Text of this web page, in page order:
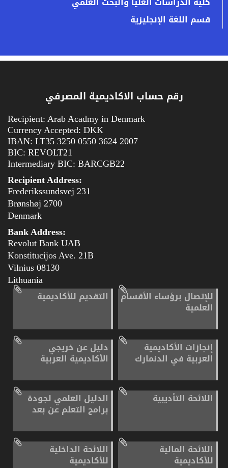
قسم اللغة الإنجليزية
رقم حساب الاكاديمية المصرفي
Recipient: Arab Acadmy in Denmark
Currency Accepted: DKK
IBAN: LT35 3250 0550 3624 2007
BIC: REVOLT21
Intermediary BIC: BARCGB22
Recipient Address:
Frederikssundsvej 231
2700 Brønshøj
Denmark
Bank Address:
Revolut Bank UAB
Konstitucijos Ave. 21B
08130 Vilnius
Lithuania
للإتصال برؤساء الأقسام
العلمية
التقديم للأكاديمية
إنجازات الأكاديمية
العربية في الدنمارك
دليل عن خريجي
الأكاديمية العربية
اللائحة التأديبية الدليل العلمي لجودة
برامج التعلم عن بعد
اللائحة المالية
للأكاديمية
اللائحة الداخلية
للأكاديمية